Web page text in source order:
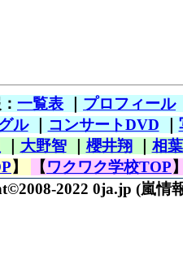
一覧表 プロフィール
ル｜ コンサートDVD
大野智｜ 櫻井翔
相
】 【ワクワク学校TOP
2022 0ja.jp (嵐情